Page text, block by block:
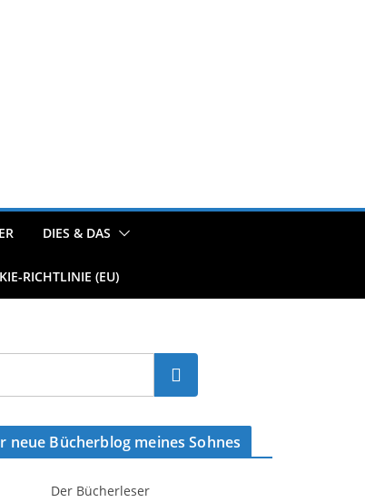
DIES & DAS
RICHTLINIE (EU)
Suchen
neue Bücherblog meines Sohnes
Der Bücherleser